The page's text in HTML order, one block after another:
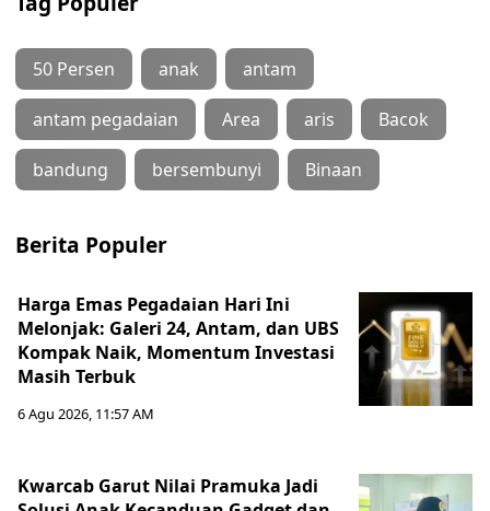
50 Persen anak antam
antam pegadaian Area aris Bacok
bandung bersembunyi Binaan
Berita Populer
Harga Emas Pegadaian Hari Ini
Melonjak: Galeri 24, Antam, dan UBS
Kompak Naik, Momentum Investasi
Masih Terbuk
6 Agu 2026, 11:57 AM
Kwarcab Garut Nilai Pramuka Jadi